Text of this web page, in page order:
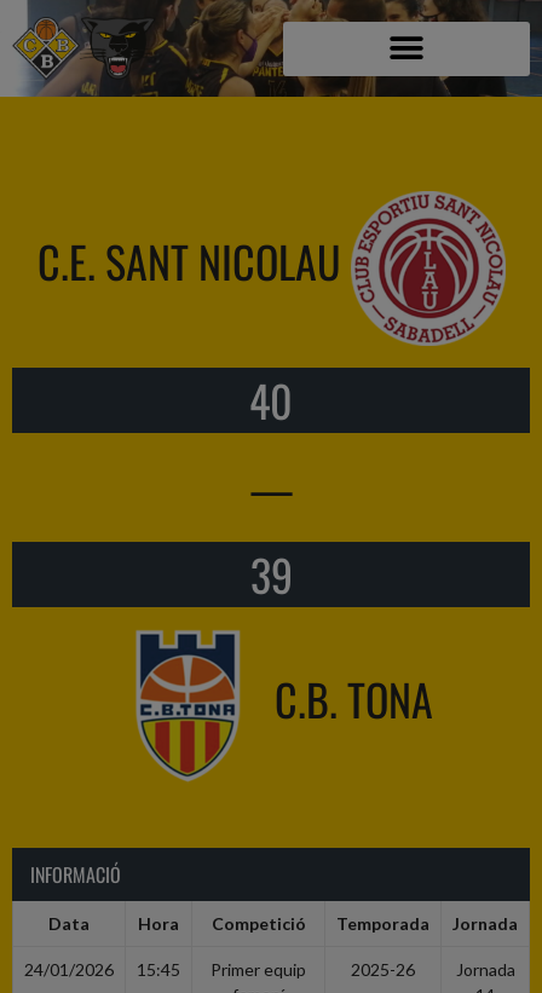
C.E. SANT NICOLAU
40
—
39
C.B. TONA
INFORMACIÓ
Data Hora Competició Temporada Jornada
24/01/2026 15:45
Primer equip
2025-26
Jornada